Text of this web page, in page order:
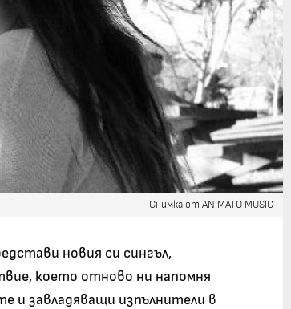
Снимка от ANIMATO MUSIC
новия си сингъл,
което отново ни напомня
и завладяващи изпълнители в